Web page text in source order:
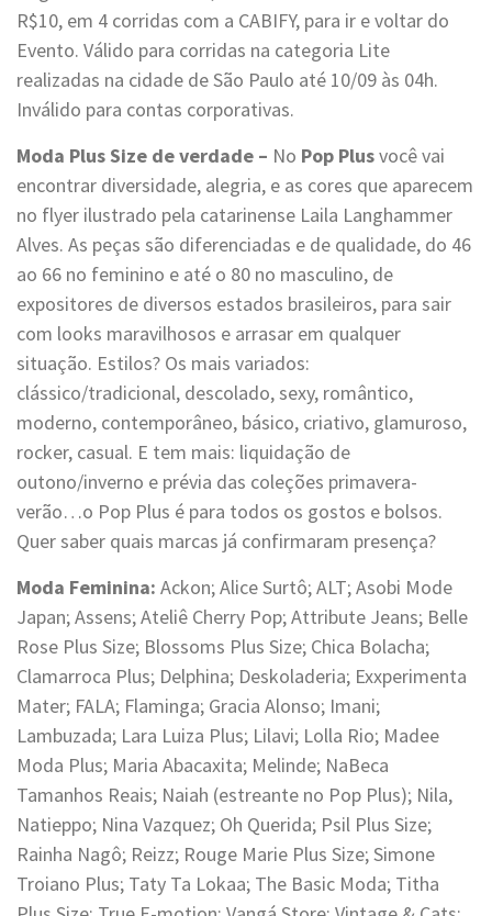
R$10, em 4 corridas com a CABIFY, para ir e voltar do
Evento. Válido para corridas na categoria Lite
realizadas na cidade de São Paulo até 10/09 às 04h.
Inválido para contas corporativas.
Moda Plus Size de verdade – No Pop Plusvocê vai
encontrar diversidade, alegria, e as cores que aparecem
no flyer ilustrado pela catarinense Laila Langhammer
Alves. As peças são diferenciadas e de qualidade, do 46
ao 66 no feminino e até o 80 no masculino, de
expositores de diversos estados brasileiros, para sair
com looks maravilhosos e arrasar em qualquer
situação. Estilos? Os mais variados:
clássico/tradicional, descolado, sexy, romântico,
moderno, contemporâneo, básico, criativo, glamuroso,
rocker, casual. E tem mais: liquidação de
outono/inverno e prévia das coleções primavera-
verão…o Pop Plus é para todos os gostos e bolsos.
Quer saber quais marcas já confirmaram presença?
Moda Feminina: Ackon; Alice Surtô; ALT; Asobi Mode
Japan; Assens; Ateliê Cherry Pop; Attribute Jeans; Belle
Rose Plus Size; Blossoms Plus Size; Chica Bolacha;
Clamarroca Plus; Delphina; Deskoladeria; Exxperimenta
Mater; FALA; Flaminga; Gracia Alonso; Imani;
Lambuzada; Lara Luiza Plus; Lilavi; Lolla Rio; Madee
Moda Plus; Maria Abacaxita; Melinde; NaBeca
Tamanhos Reais; Naiah (estreante no Pop Plus); Nila,
Natieppo; Nina Vazquez; Oh Querida; Psil Plus Size;
Rainha Nagô; Reizz; Rouge Marie Plus Size; Simone
Troiano Plus; Taty Ta Lokaa; The Basic Moda; Titha